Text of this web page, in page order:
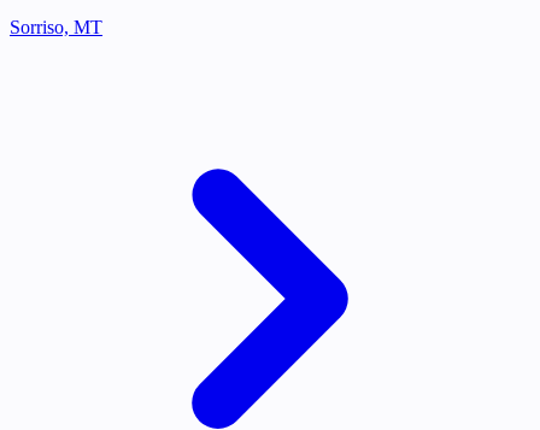
Sorriso, MT